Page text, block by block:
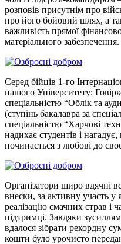
розповів присутнім про
про його бойовий шлях, а
важливість прямої
матеріального забезпечення.
Серед бійців 1-го
нашого Університету:
спеціальністю “Облік та
(ступінь бакалавра за
спеціальністю “Харчові
надихає студентів і
починається з любові до
Організатори щиро вдячні
внески, за активну участь у
реалізацію смачних страв і
підтримці. Завдяки
вдалося зібрати рекордну
кошти було урочисто